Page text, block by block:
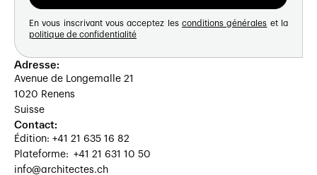
En vous inscrivant vous acceptez les conditions générales et la
politique de confidentialité
Adresse:
Avenue de Longemalle 21
1020 Renens
Suisse
Contact:
Édition: +41 21 635 16 82
Plateforme: +41 21 631 10 50
info@architectes.ch